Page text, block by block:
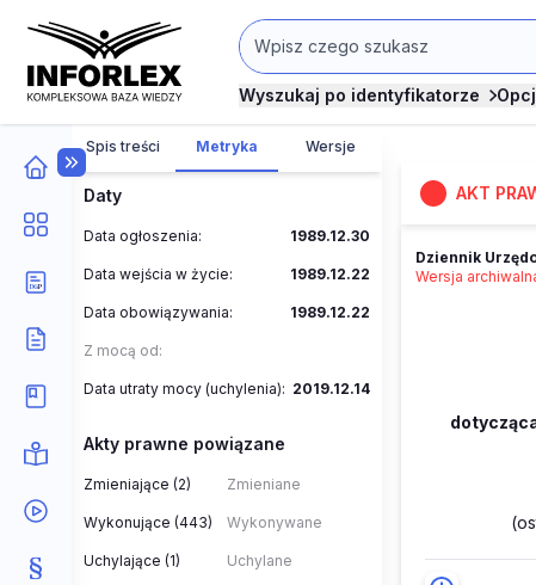
Wyszukaj po identyfikatorze
Spis treści Metryka Wersje
Daty
Data ogłoszenia: 1989.12.30
Data wejścia w życie: 1989.12.22
Data obowiązywania: 1989.12.22
Z mocą od:
Data utraty mocy (uchylenia): 2019.12.14
Akty prawne powiązane
Zmieniające (2) Zmieniane
Wykonujące (443) Wykonywane
Uchylające (1) Uchylane
AKT
Dziennik
Wersja
(